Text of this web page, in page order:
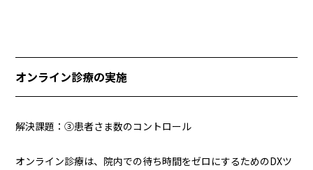
オンライン診療の実施
解決課題：③患者さま数のコントロール
オンライン診療は、院内での待ち時間をゼロにするためのDXツ